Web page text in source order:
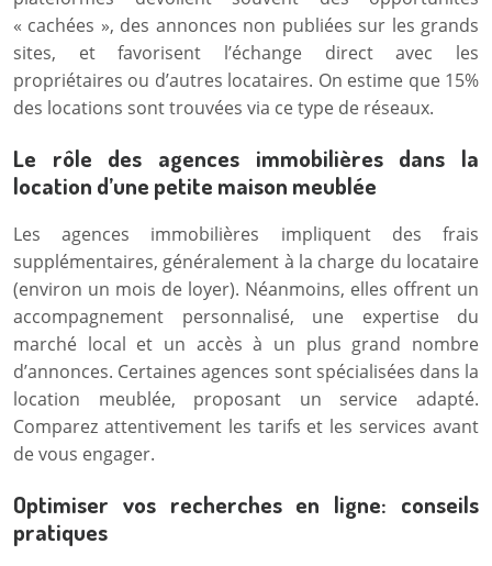
« cachées », des annonces non publiées sur les grands
sites, et favorisent l’échange direct avec les
propriétaires ou d’autres locataires. On estime que 15%
des locations sont trouvées via ce type de réseaux.
Le rôle des agences immobilières dans la
location d’une petite maison meublée
Les agences immobilières impliquent des frais
supplémentaires, généralement à la charge du locataire
(environ un mois de loyer). Néanmoins, elles offrent un
accompagnement personnalisé, une expertise du
marché local et un accès à un plus grand nombre
d’annonces. Certaines agences sont spécialisées dans la
location meublée, proposant un service adapté.
Comparez attentivement les tarifs et les services avant
de vous engager.
Optimiser vos recherches en ligne: conseils
pratiques